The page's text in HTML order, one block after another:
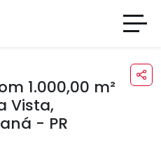
1.000,00 m²
Vista,
- PR